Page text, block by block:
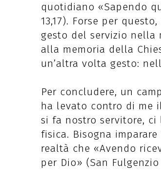
quotidiano «Sapendo
13,17). Forse per
gesto del servizio nella
alla memoria della
un’altra volta gesto:
Per concludere, un
ha levato contro di me
si fa nostro servitore,
fisica. Bisogna
realtà che «Avendo
per Dio» (San